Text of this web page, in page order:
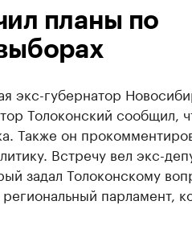
планы по
экс-губернатор
Толоконский сообщил,
Также он
Встречу вел экс-
задал Толоконскому
парламент,